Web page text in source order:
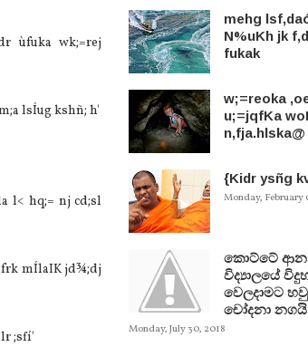
ùfuka wk;=rej
lsÍug kshñ; h'
l< hq;= nj cd;sl
mÍlaIK jd¾;dj
;sfí'
mehg
N%uKh jk
fukak
w;=reoka
u;=jqfKa
n,fja.hlska@
{Kidr ysñg
Monday, February
කොට්ටේ
විද්‍යාලයේ
වෙලදාමට
චෝදනා නගයි
Monday, July 30, 2018